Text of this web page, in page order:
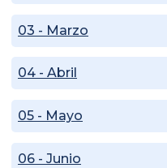
03 - Marzo
04 - Abril
05 - Mayo
06 - Junio